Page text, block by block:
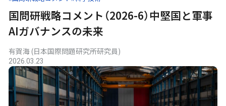
国問研戦略コメント（2026-6）中堅国と軍事
AIガバナンスの未来
有賀海 (日本国際問題研究所研究員)
2026.03.23